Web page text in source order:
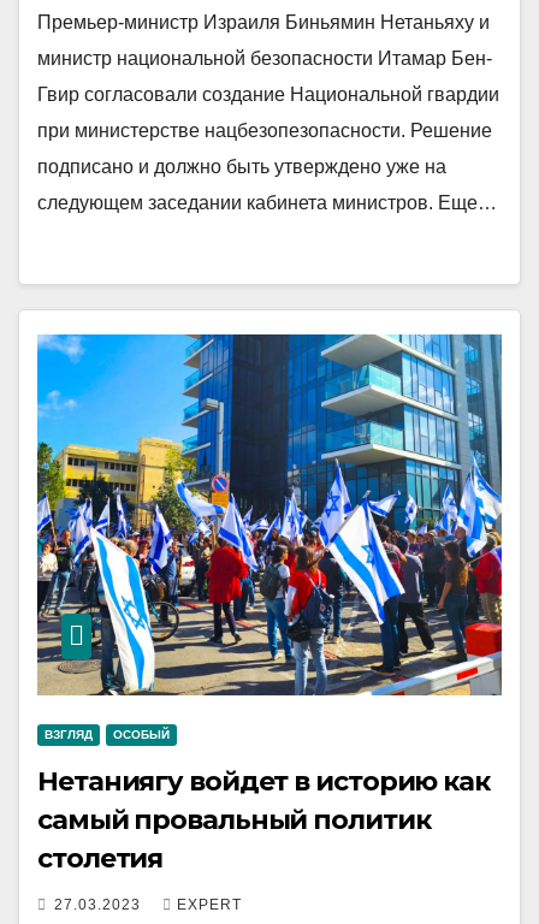
Премьер-министр Израиля Биньямин Нетаньяху и
министр национальной безопасности Итамар Бен-
Гвир согласовали создание Национальной гвардии
при министерстве нацбезопезопасности. Решение
подписано и должно быть утверждено уже на
следующем заседании кабинета министров. Еще…
ВЗГЛЯД ОСОБЫЙ
Нетаниягу войдет в историю как
самый провальный политик
столетия
27.03.2023 EXPERT